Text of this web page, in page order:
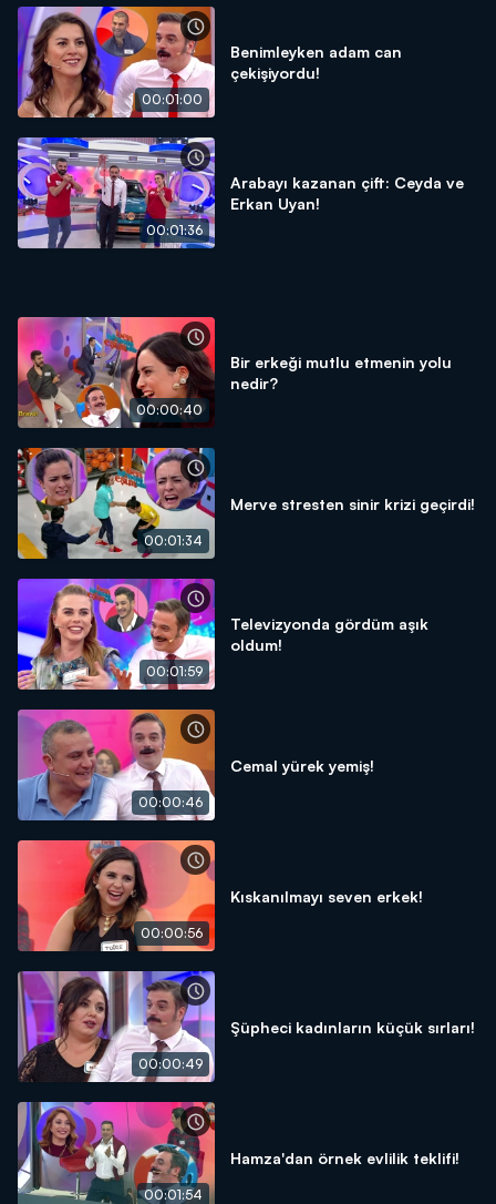
00:01:00
Benimleyken adam can
çekişiyordu!
00:01:36
Arabayı kazanan çift: Ceyda ve
Erkan Uyan!
00:00:40
Bir erkeği mutlu etmenin yolu
nedir?
00:01:34
Merve stresten sinir krizi geçirdi!
00:01:59
Televizyonda gördüm aşık
oldum!
00:00:46
Cemal yürek yemiş!
00:00:56
Kıskanılmayı seven erkek!
00:00:49
Şüpheci kadınların küçük sırları!
00:01:54
Hamza'dan örnek evlilik teklifi!